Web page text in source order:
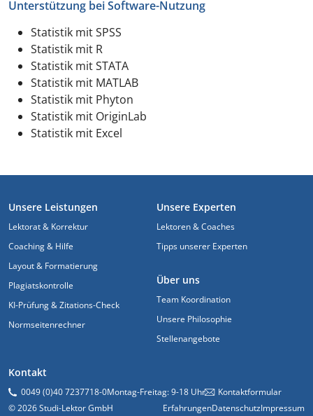
Unterstützung bei Software-Nutzung
Statistik mit SPSS
Statistik mit R
Statistik mit STATA
Statistik mit MATLAB
Statistik mit Phyton
Statistik mit OriginLab
Statistik mit Excel
FUSSZEILE
Unsere Leistungen
Lektorat & Korrektur
Coaching & Hilfe
Layout & Formatierung
Plagiatskontrolle
KI-Prüfung & Zitations-Check
Normseitenrechner
Kontakt
0049 (0)40 7237718-0Montag-Freitag: 9-18 Uhr Kontaktformular
Unsere Experten
Lektoren & Coaches
Tipps unserer Experten
Über uns
Team Koordination
Unsere Philosophie
Stellenangebote
© 2026 Studi-Lektor GmbH ErfahrungenDatenschutzImpressum